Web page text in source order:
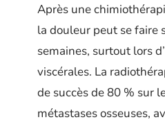
Après une
la douleur peut se faire
semaines, surtout lors
viscérales. La
de succès de 80 % sur
métastases osseuses,